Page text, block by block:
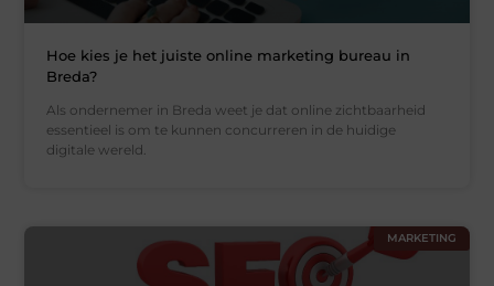
Hoe kies je het juiste online marketing bureau in
Breda?
Als ondernemer in Breda weet je dat online zichtbaarheid
essentieel is om te kunnen concurreren in de huidige
digitale wereld.
MARKETING